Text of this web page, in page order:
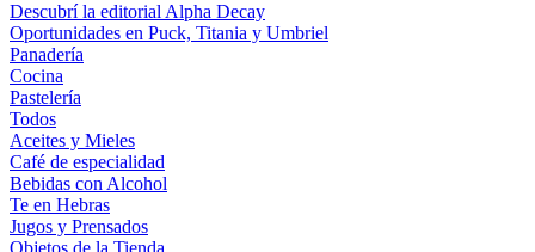
Descubrí la editorial Alpha Decay
Oportunidades en Puck, Titania y Umbriel
Panadería
Cocina
Pastelería
Todos
Aceites y Mieles
Café de especialidad
Bebidas con Alcohol
Te en Hebras
Jugos y Prensados
Objetos de la Tienda